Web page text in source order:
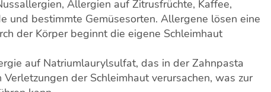
Allergien auf Zitrusfrüchte, Kaffee,
und bestimmte Gemüsesorten. Allergene lösen eine
der Körper beginnt die eigene Schleimhaut
auf Natriumlaurylsulfat, das in der Zahnpasta
der Schleimhaut verursachen, was zur